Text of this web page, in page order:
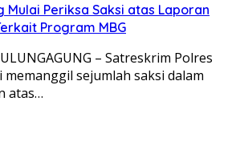
Mulai Periksa Saksi atas Laporan
Program MBG
– Satreskrim Polres
sejumlah saksi dalam
atas…